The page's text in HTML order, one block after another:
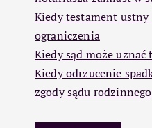
Kiedy testament
ograniczenia
Kiedy sąd może
Kiedy odrzucenie
zgody sądu rodzinnego